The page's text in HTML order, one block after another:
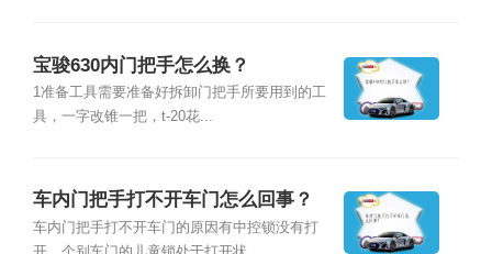
宝骏630内门把手怎么换？
1准备工具需要准备好拆卸门把手所要用到的工
具，一字改锥一把，t-20花...
车内门把手打不开车门怎么回事？
车内门把手打不开车门的原因有中控锁没有打